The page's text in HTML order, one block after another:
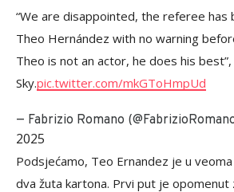
“We are disappointed, the referee has
Theo Hernández with no warning
Theo is not an actor, he does his
Sky.pic.twitter.com/mkGToHmpUd
— Fabrizio Romano
2025
Podsjećamo, Teo Ernandez je u
dva žuta kartona. Prvi put je